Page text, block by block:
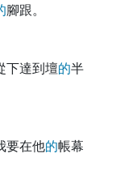
腳跟。
下達到壇的半
要在他的帳幕